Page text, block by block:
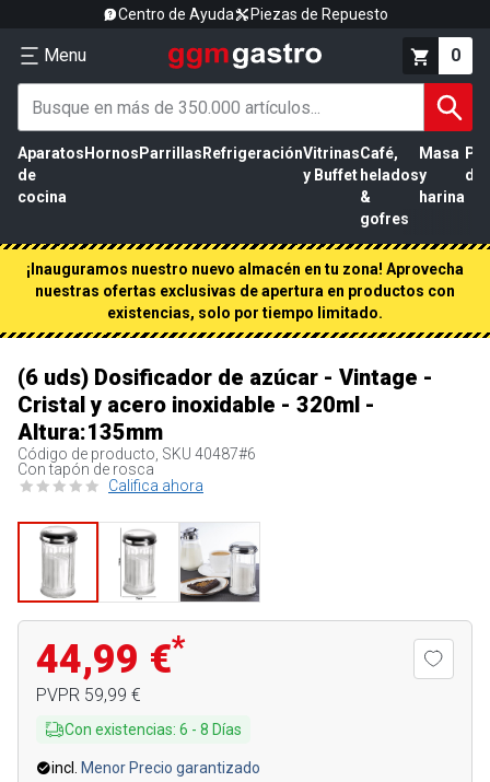
Centro de Ayuda Piezas de Repuesto
Menu 0
Aparatos
de
cocina
Hornos Parrillas RefrigeraciónVitrinas
y Buffet
Café,
helados
&
gofres
Masa
y
harina
de
¡Inauguramos nuestro nuevo almacén en tu zona! Aprovecha
nuestras ofertas exclusivas de apertura en productos con
existencias, solo por tiempo limitado.
(6 uds) Dosificador de azúcar - Vintage -
Cristal y acero inoxidable - 320ml -
Altura:135mm
Código de producto, SKU 40487#6
Con tapón de rosca
Califica ahora
44,99 €*
PVPR 59,99 €
Con existencias: 6 - 8 Días
incl.
Menor Precio garantizado